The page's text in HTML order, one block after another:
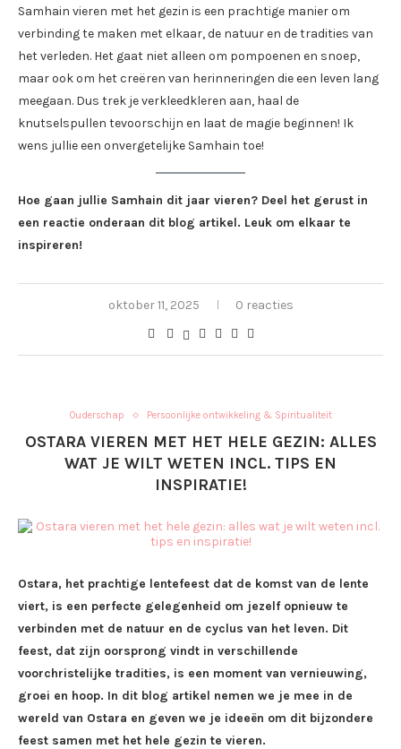
Samhain vieren met het gezin is een prachtige manier om
verbinding te maken met elkaar, de natuur en de tradities van
het verleden. Het gaat niet alleen om pompoenen en snoep,
maar ook om het creëren van herinneringen die een leven lang
meegaan. Dus trek je verkleedkleren aan, haal de
knutselspullen tevoorschijn en laat de magie beginnen! Ik
wens jullie een onvergetelijke Samhain toe!
Hoe gaan jullie Samhain dit jaar vieren? Deel het gerust in
een reactie onderaan dit blog artikel. Leuk om elkaar te
inspireren!
oktober 11, 2025 0 reacties
Ouderschap Persoonlijke ontwikkeling & Spiritualiteit
OSTARA VIEREN MET HET HELE GEZIN: ALLES
WAT JE WILT WETEN INCL. TIPS EN
INSPIRATIE!
Ostara, het prachtige lentefeest dat de komst van de lente
viert, is een perfecte gelegenheid om jezelf opnieuw te
verbinden met de natuur en de cyclus van het leven. Dit
feest, dat zijn oorsprong vindt in verschillende
voorchristelijke tradities, is een moment van vernieuwing,
groei en hoop. In dit blog artikel nemen we je mee in de
wereld van Ostara en geven we je ideeën om dit bijzondere
feest samen met het hele gezin te vieren.